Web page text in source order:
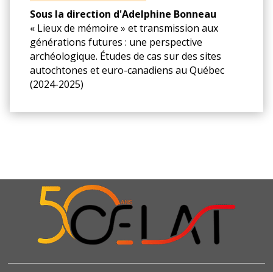
Sous la direction d'Adelphine Bonneau
« Lieux de mémoire » et transmission aux
générations futures : une perspective
archéologique. Études de cas sur des sites
autochtones et euro-canadiens au Québec
(2024-2025)